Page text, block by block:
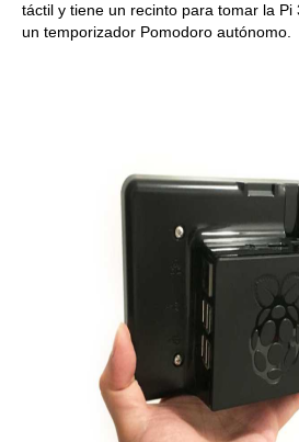
táctil y tiene un recinto para tomar la Pi
un temporizador Pomodoro autónomo.